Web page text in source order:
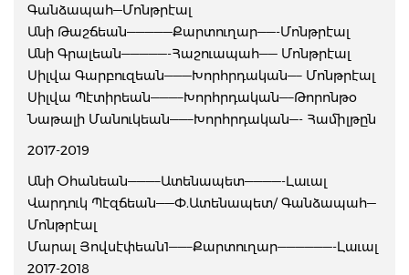
Գանձապահ—Մոնթրէալ
Անի Թաշճեան—————Քարտուղար——-Մոնթրէալ
Անի Գրալեան—————-Հաշուապահ—— Մոնթրէալ
Սիլվա Գարբուզեան———Խորհրդական—– Մոնթրէալ
Սիլվա Պէտիրեան———–Խորհրդական—–Թորոնթօ
Նաթալի Մանուկեան——–Խորհրդական—- Համիլթըն
2017-2019
Անի Օհանեան———–Ատենապետ————-Լաւալ
Վարդուկ Պէզճեան——Փ.Ատենապետ/ Գանձապահ—
Մոնթրէալ
Մարալ Յովսէփեան1——–Քարտուղար——————-Լաւալ
2017-2018